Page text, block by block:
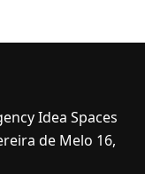
Idea Spaces
de Melo 16,